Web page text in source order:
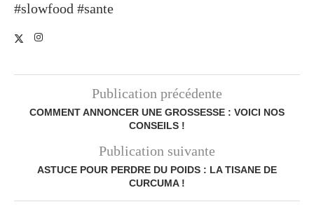
#slowfood #sante
Publication précédente
COMMENT ANNONCER UNE GROSSESSE : VOICI NOS
CONSEILS !
Publication suivante
ASTUCE POUR PERDRE DU POIDS : LA TISANE DE
CURCUMA !